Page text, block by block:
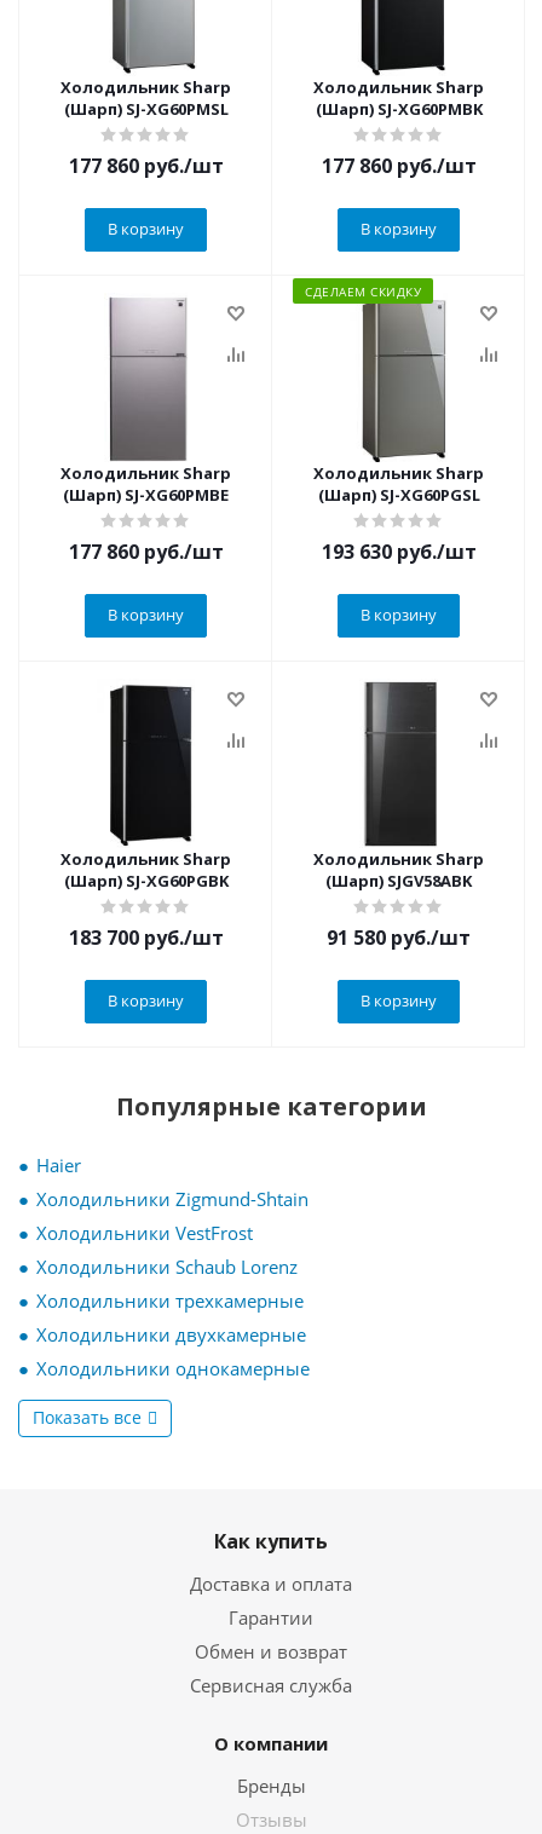
Холодильник Sharp
(Шарп) SJ-XG60PMSL
177 860руб./шт
В корзину
Холодильник Sharp
(Шарп) SJ-XG60PMBK
177 860руб./шт
В корзину
Холодильник Sharp
(Шарп) SJ-XG60PMBE
177 860руб./шт
В корзину
СДЕЛАЕМ СКИДКУ
Холодильник Sharp
(Шарп) SJ-XG60PGSL
193 630руб./шт
В корзину
Холодильник Sharp
(Шарп) SJ-XG60PGBK
183 700руб./шт
В корзину
Холодильник Sharp
(Шарп) SJGV58ABK
91 580 руб./шт
В корзину
Популярные категории
Haier
Холодильники Zigmund-Shtain
Холодильники VestFrost
Холодильники Schaub Lorenz
Холодильники трехкамерные
Холодильники двухкамерные
Холодильники однокамерные
Показать все
Как купить
Доставка и оплата
Гарантии
Обмен и возврат
Сервисная служба
О компании
Бренды
Отзывы